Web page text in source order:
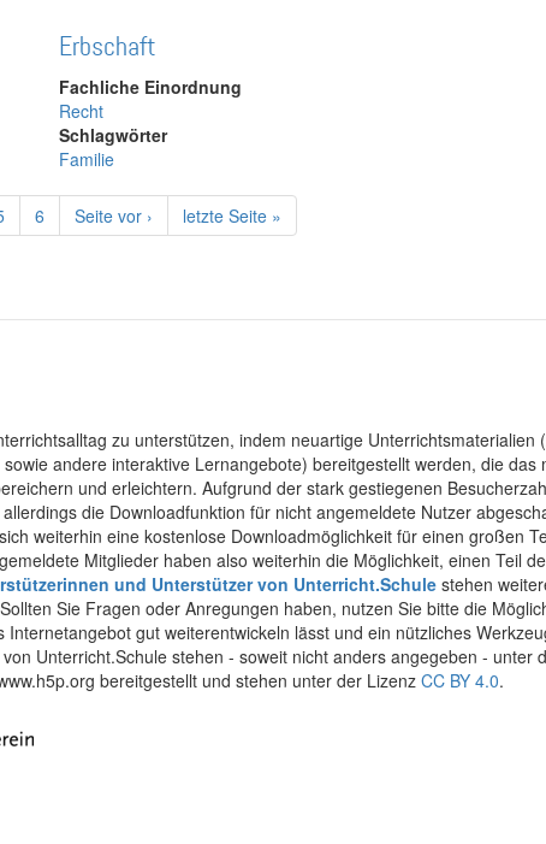
Erbschaft
Fachliche Einordnung
Recht
Schlagwörter
Familie
Page
6
Nächste
Seite
Seite vor ›
Letzte
Seite
letzte Seite »
zu unterstützen, indem neuartige Unterrichtsmaterialien
andere interaktive Lernangebote) bereitgestellt werden, die das
und erleichtern. Aufgrund der stark gestiegenen
die Downloadfunktion für nicht angemeldete Nutzer
weiterhin eine kostenlose Downloadmöglichkeit für einen großen
Mitglieder haben also weiterhin die Möglichkeit, einen Teil
und Unterstützer von Unterricht.Schule stehen
Sie Fragen oder Anregungen haben, nutzen Sie bitte die
gut weiterentwickeln lässt und ein nützliches
Unterricht.Schule stehen - soweit nicht anders angegeben - unter
bereitgestellt und stehen unter der LizenzCC BY 4.0.